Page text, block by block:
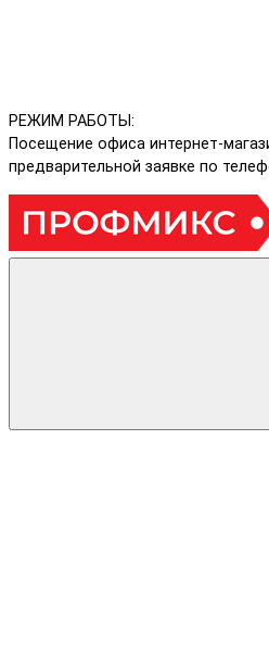
РЕЖИМ РАБОТЫ:
Посещение офиса интернет-
предварительной заявке по